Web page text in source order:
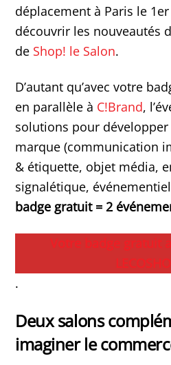
déplacement à Paris le
découvrir les nouveautés
de Shop! le Salon.
D’autant qu’avec votre
en parallèle à C!Brand,
solutions pour
marque (communication
& étiquette, objet média,
signalétique,
badge gratuit = 2
Votre badge gratuit
.
Deux salons
imaginer le